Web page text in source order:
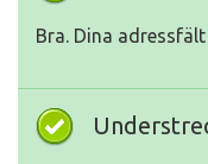
Bra. Dina